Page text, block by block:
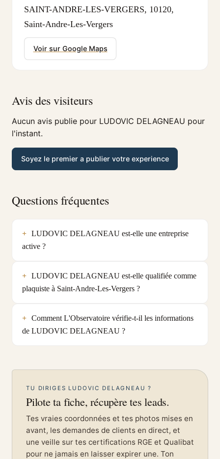
SAINT-ANDRE-LES-VERGERS, 10120,
Saint-Andre-Les-Vergers
Voir sur Google Maps
Avis des visiteurs
Aucun avis publie pour LUDOVIC DELAGNEAU pour
l'instant.
Soyez le premier a publier votre experience
Questions fréquentes
LUDOVIC DELAGNEAU est-elle une entreprise
active ?
LUDOVIC DELAGNEAU est-elle qualifiée comme
plaquiste à Saint-Andre-Les-Vergers ?
Comment L'Observatoire vérifie-t-il les informations
de LUDOVIC DELAGNEAU ?
TU DIRIGES LUDOVIC DELAGNEAU ?
Pilote ta fiche, récupère tes leads.
Tes vraies coordonnées et tes photos mises en
avant, les demandes de clients en direct, et
une veille sur tes certifications RGE et Qualibat
pour ne jamais en laisser expirer une. Ton